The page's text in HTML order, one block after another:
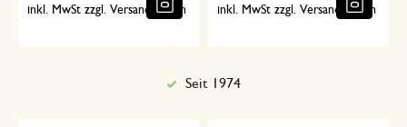
inkl. MwSt zzgl. Versandkosten inkl. MwSt zzgl. Versandkosten
Sorgfältig ausgewählt